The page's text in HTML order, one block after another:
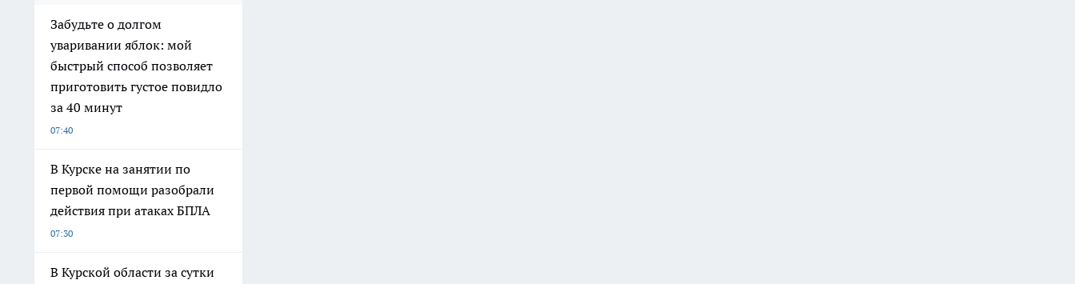
Забудьте о долгом
уваривании яблок: мой
быстрый способ позволяет
приготовить густое повидло
за 40 минут
07:40
В Курске на занятии по
первой помощи разобрали
действия при атаках БПЛА
07:30
В Курской области за сутки